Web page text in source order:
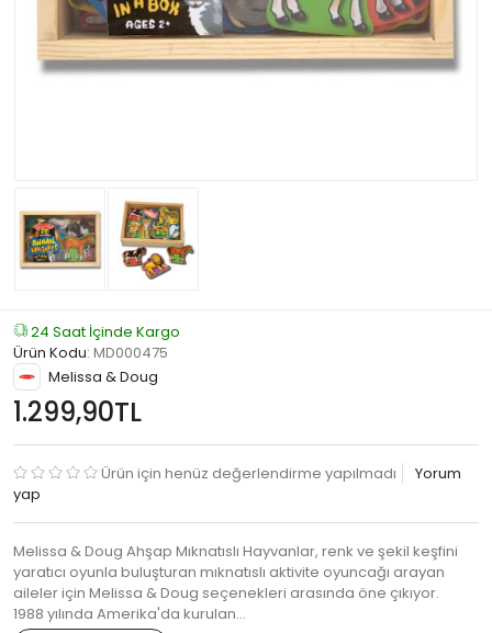
24 Saat İçinde Kargo
Ürün Kodu: MD000475
Melissa & Doug
1.299,90TL
Ürün için henüz değerlendirme yapılmadı
Yorum
yap
Melissa & Doug Ahşap Mıknatıslı Hayvanlar, renk ve şekil keşfini
yaratıcı oyunla buluşturan mıknatıslı aktivite oyuncağı arayan
aileler için Melissa & Doug seçenekleri arasında öne çıkıyor.
1988 yılında Amerika'da kurulan…